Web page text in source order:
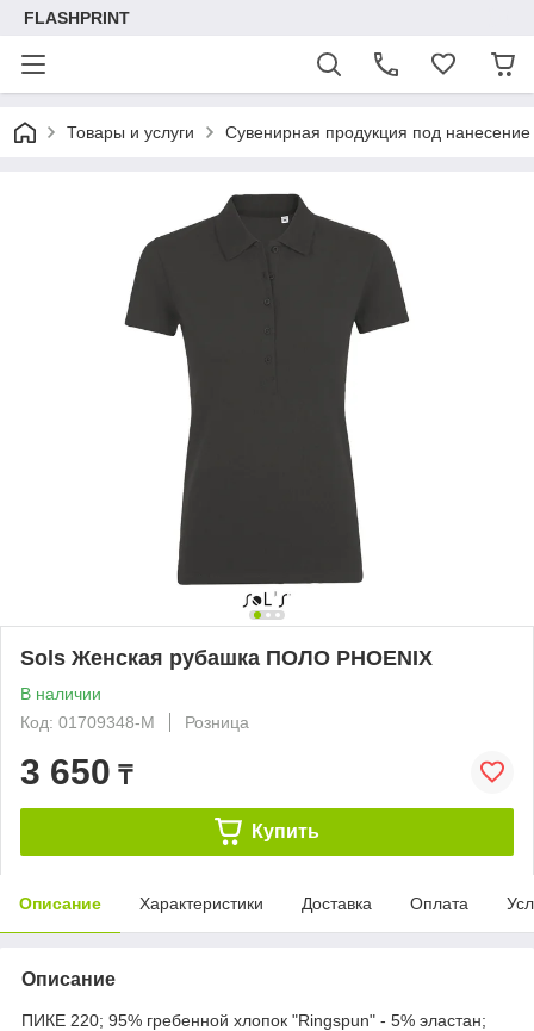
FLASHPRINT
Товары и услуги Сувенирная продукция под нанесение
Sols Женская рубашка ПОЛО PHOENIX
В наличии
Код: 01709348-M
Розница
3 650 ₸
Купить
Описание Характеристики Доставка Оплата
Описание
ПИКЕ 220; 95% гребенной хлопок "Ringspun" - 5% эластан;